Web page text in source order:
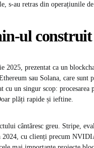
s-au retras din operațiunile
ul
2025, prezentat ca un
sau Solana, care
cu un singur scop:
plăți rapide și ieftine.
cântăresc greu. Stripe,
cu clienți precum